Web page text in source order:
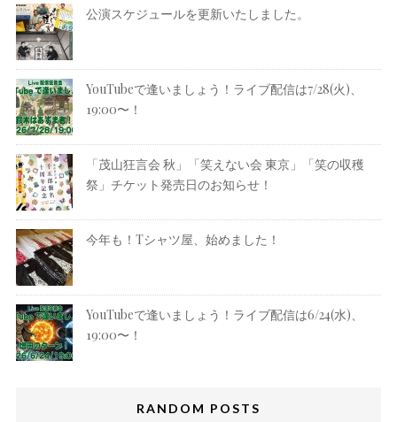
公演スケジュールを更新いたしました。
YouTubeで逢いましょう！ライブ配信は7/28(火)、
19:00〜！
「茂山狂言会 秋」「笑えない会 東京」「笑の収穫
祭」チケット発売日のお知らせ！
今年も！Tシャツ屋、始めました！
YouTubeで逢いましょう！ライブ配信は6/24(水)、
19:00〜！
RANDOM POSTS